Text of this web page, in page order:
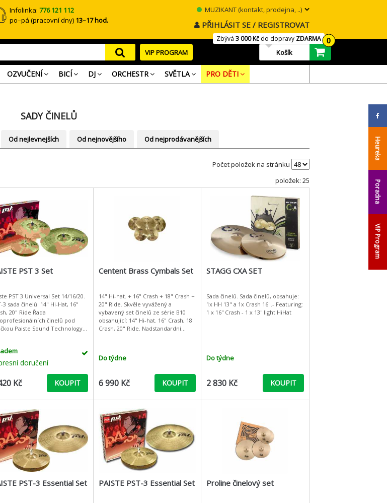
Infolinka:776 121 112
po–pá (pracovní dny) 13–17 hod.
MUZIKANT (kontakt, prodejna, ..)
PŘIHLÁSIT SE / REGISTROVAT
VIP PROGRAM
Zbývá 3 000 Kčdo dopravy ZDARMA 0
Košík
OZVUČENÍ BICÍ DJ ORCHESTR SVĚTLA PRO DĚTI
Heureka
Poradna
VIP Program
SADY ČINELŮ
Od nejlevnejších Od nejnovějšího Od nejprodávanějších
Počet položek na stránku
položek: 25
PST 3 Set
PST 3 Universal Set 14/16/20.
3 sada činelů: 14" Hi-Hat, 16"
20" Ride Řada
činelů pod
Paiste Sound Technology,
doručení
Kč KOUPIT
Centent Brass Cymbals Set
14" Hi-hat. + 16" Crash + 18" Crash +
20" Ride. Skvěle vyvážený a
vybavený set činelů ze série B10
obsahující: 14" Hi-hat. 16" Crash, 18"
Crash, 20" Ride. Nadstandardní
Do týdne
6 990 Kč KOUPIT
STAGG CXA SET
Sada činelů. Sada činelů, obsahuje:
1x HH 13" a 1x Crash 16".- Featuring:
1 x 16'' Crash - 1 x 13'' light HiHat
Do týdne
2 830 Kč KOUPIT
PST-3 Essential Set PAISTE PST-3 Essential Set Proline činelový set